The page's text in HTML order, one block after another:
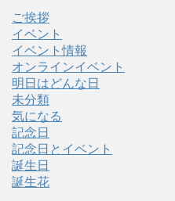
ご挨拶
イベント
イベント情報
オンラインイベント
明日はどんな日
未分類
気になる
記念日
記念日とイベント
誕生日
誕生花